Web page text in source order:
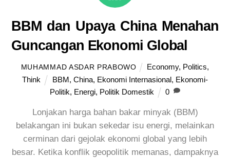
BBM dan Upaya China Menahan
Guncangan Ekonomi Global
MUHAMMAD ASDAR PRABOWO Economy, Politics,
Think
BBM, China, Ekonomi Internasional, Ekonomi-
Politik, Energi, Politik Domestik 0
Lonjakan harga bahan bakar minyak (BBM)
belakangan ini bukan sekedar isu energi, melainkan
cerminan dari gejolak ekonomi global yang lebih
besar. Ketika konflik geopolitik memanas, dampaknya